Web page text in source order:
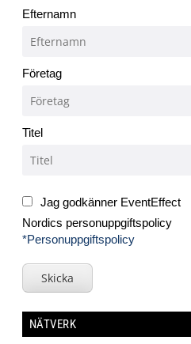
Efternamn
Företag
Titel
Jag godkänner EventEffect
Nordics personuppgiftspolicy
*Personuppgiftspolicy
Skicka
NÄTVERK